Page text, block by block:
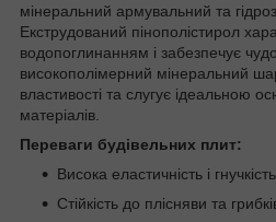
мінеральний армувальний та
Екструдований пінополістирол
водопоглинанням і забезпечує
високополімерний мінеральний шар
властивості та слугує ідеальною
матеріалів.
Переваги будівельних плит:
Висока еластичність і гнучкість.
Стійкість до плісняви та